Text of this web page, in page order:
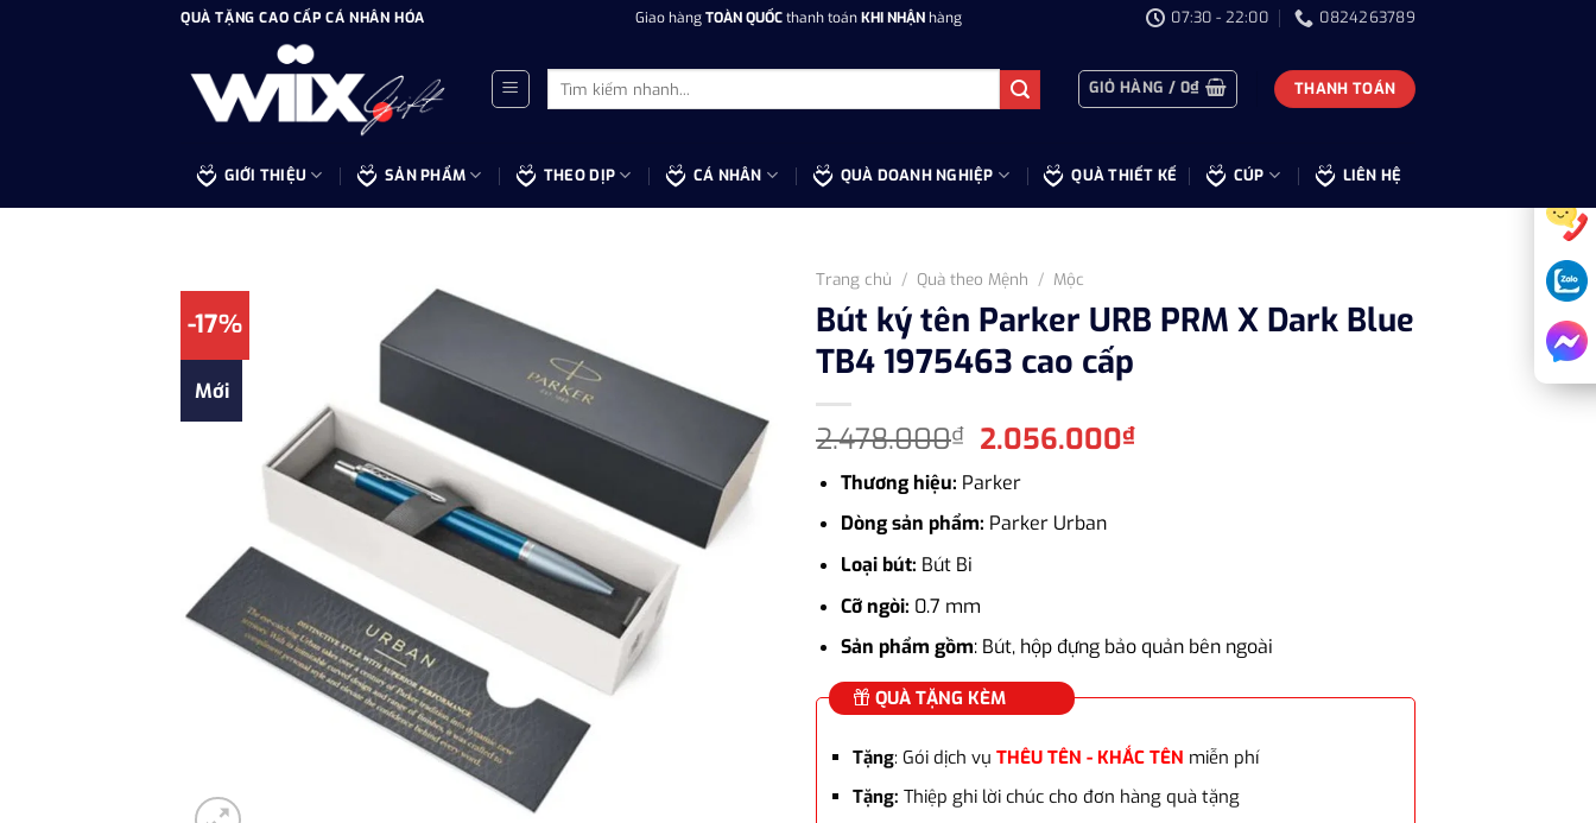
QUÀ TẶNG CAO CẤP CÁ NHÂN HÓA Giao hàngTOÀN QUỐCthanh toánKHI NHẬNhàng 07:30 - 22:00 0824263789
Tìm
kiếm:
GIỎ HÀNG / 0₫ THANH TOÁN
GIỚI THIỆU SẢN PHẨM THEO DỊP CÁ NHÂN QUÀ DOANH NGHIỆP QUÀ THIẾT KẾ CÚP LIÊN HỆ
-17%
Mới
Trang chủ / Quà theo Mệnh / Mộc
Bút ký tên Parker URB PRM X Dark Blue
TB4 1975463 cao cấp
2.478.000₫ Giá
gốc
là:
2.478.000₫.
2.056.000₫Giá
Thương hiệu: Parker
Dòng sản phẩm: Parker Urban
Loại bút: Bút Bi
Cỡ ngòi: 0.7 mm
Sản phẩm gồm: Bút, hộp đựng bảo quản bên ngoài
QUÀ TẶNG KÈM
Tặng: Gói dịch vụ THÊU TÊN - KHẮC TÊN miễn phí
Tặng: Thiệp ghi lời chúc cho đơn hàng quà tặng